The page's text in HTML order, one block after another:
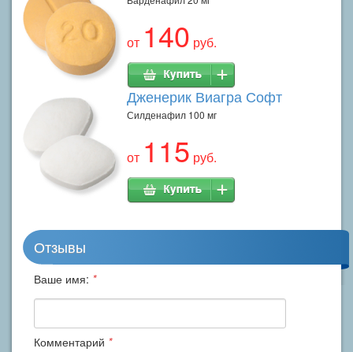
от 140 руб.
Дженерик Виагра Софт
Силденафил 100 мг
от 115 руб.
Отзывы
Ваше имя: *
Комментарий *